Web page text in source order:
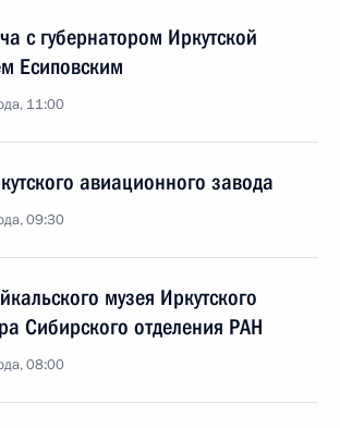
с губернатором Иркутской
Есиповским
11:00
авиационного завода
09:30
музея Иркутского
Сибирского отделения РАН
08:00